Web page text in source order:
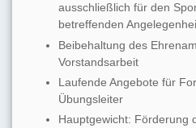
ausschließlich für den
betreffenden
Beibehaltung des
Vorstandsarbeit
Laufende Angebote für
Übungsleiter
Hauptgewicht: Förderung